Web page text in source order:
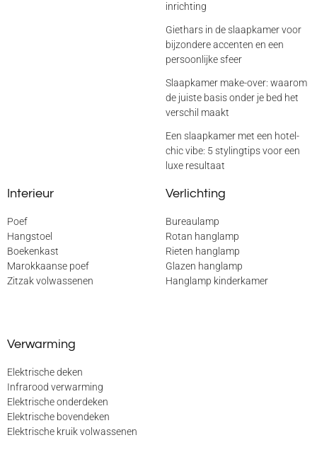
inrichting
Giethars in de slaapkamer voor
bijzondere accenten en een
persoonlijke sfeer
Slaapkamer make-over: waarom
de juiste basis onder je bed het
verschil maakt
Een slaapkamer met een hotel-
chic vibe: 5 stylingtips voor een
luxe resultaat
Interieur
Poef
Hangstoel
Boekenkast
Marokkaanse poef
Zitzak volwassenen
Verlichting
Bureaulamp
Rotan hanglamp
Rieten hanglamp
Glazen hanglamp
Hanglamp kinderkamer
Verwarming
Elektrische deken
Infrarood verwarming
Elektrische onderdeken
Elektrische bovendeken
Elektrische kruik volwassenen